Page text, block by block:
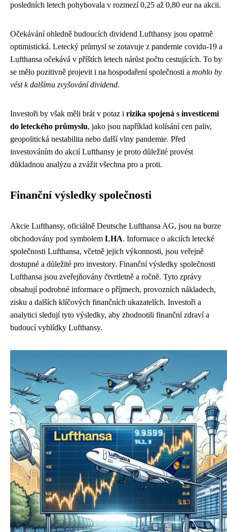
posledních letech pohybovala v rozmezí 0,25 až 0,80 eur na akcii.
Očekávání ohledně budoucích dividend Lufthansy jsou opatrně
optimistická. Letecký průmysl se zotavuje z pandemie covidu-19 a
Lufthansa očekává v příštích letech nárůst počtu cestujících. To by
se mělo pozitivně projevit i na hospodaření společnosti a mohlo by
vést k dalšímu zvyšování dividend.
Investoři by však měli brát v potaz i rizika spojená s investicemi
do leteckého průmyslu, jako jsou například kolísání cen paliv,
geopolitická nestabilita nebo další vlny pandemie. Před
investováním do akcií Lufthansy je proto důležité provést
důkladnou analýzu a zvážit všechna pro a proti.
Finanční výsledky společnosti
Akcie Lufthansy, oficiálně Deutsche Lufthansa AG, jsou na burze
obchodovány pod symbolem LHA. Informace o akciích letecké
společnosti Lufthansa, včetně jejich výkonnosti, jsou veřejně
dostupné a důležité pro investory. Finanční výsledky společnosti
Lufthansa jsou zveřejňovány čtvrtletně a ročně. Tyto zprávy
obsahují podrobné informace o příjmech, provozních nákladech,
zisku a dalších klíčových finančních ukazatelích. Investoři a
analytici sledují tyto výsledky, aby zhodnotili finanční zdraví a
budoucí vyhlídky Lufthansy.